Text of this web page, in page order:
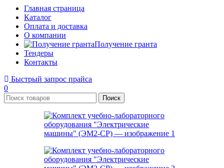
Главная страница
Каталог
Оплата и доставка
О компании
Получение гранта
Тендеры
Контакты
Быстрый запрос прайса
0
Поиск